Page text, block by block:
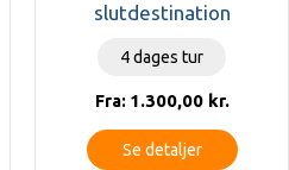
slutdestination
4 dages tur
Fra: 1.300,00 kr.
Se detaljer